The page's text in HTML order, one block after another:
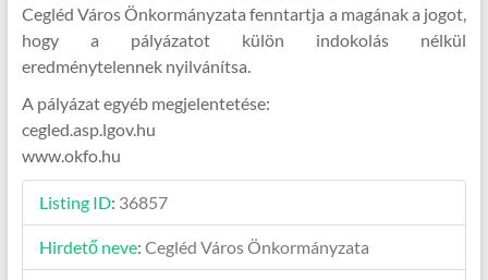
Cegléd Város Önkormányzata fenntartja a magának a jogot,
hogy a pályázatot külön indokolás nélkül
eredménytelennek nyilvánítsa.
A pályázat egyéb megjelentetése:
cegled.asp.lgov.hu
www.okfo.hu
Listing ID: 36857
Hirdető neve: Cegléd Város Önkormányzata